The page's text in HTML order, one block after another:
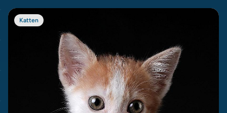
Katten